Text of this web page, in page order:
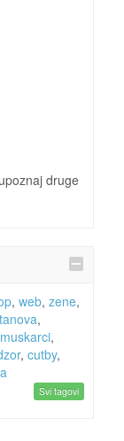
druge
, web, zene,
,
muskarci,
, cutby,
Svi tagovi